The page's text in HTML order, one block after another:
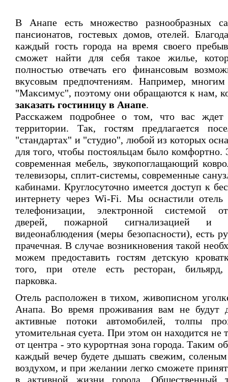
В Анапе есть множество разнообразных
пансионатов, гостевых домов, отелей.
каждый гость города на время своего
сможет найти для себя такое жилье,
полностью отвечать его финансовым
вкусовым предпочтениям. Например, многим
"Максимус", поэтому они обращаются к нам,
заказать гостиницу в Анапе.
Расскажем подробнее о том, что вас
территории. Так, гостям предлагается
"стандартах" и "студио", любой из которых
для того, чтобы постояльцам было комфортно.
современная мебель, звукопоглащающий
телевизоры, сплит-системы, современные
кабинами. Круглосуточно имеется доступ к
интернету через Wi-Fi. Мы оснастили отель
телефонизации, электронной системой
дверей, пожарной сигнализацией и
видеонаблюдения (меры безопасности), есть
прачечная. В случае возникновения такой
можем предоставить гостям детскую
того, при отеле есть ресторан, бильярд,
парковка.
Отель расположен в тихом, живописном
Анапа. Во время проживания вам не будут
активные потоки автомобилей, толпы
утомительная суета. При этом он находится не
от центра - это курортная зона города. Таким
каждый вечер будете дышать свежим,
воздухом, и при желании легко сможете
в активной жизни города. Общественный